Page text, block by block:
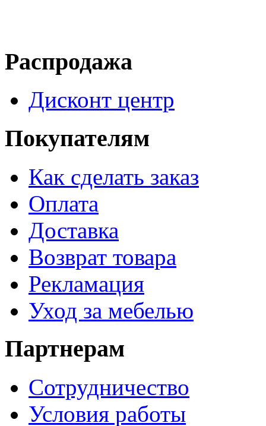
Распродажа
Дисконт центр
Покупателям
Как сделать заказ
Оплата
Доставка
Возврат товара
Рекламация
Уход за мебелью
Партнерам
Сотрудничество
Условия работы